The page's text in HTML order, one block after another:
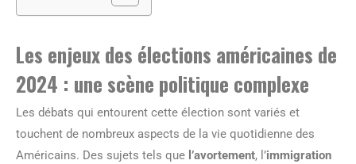
Les enjeux des élections américaines de
2024 : une scène politique complexe
Les débats qui entourent cette élection sont variés et
touchent de nombreux aspects de la vie quotidienne des
Américains. Des sujets tels que l’avortement, l’immigration